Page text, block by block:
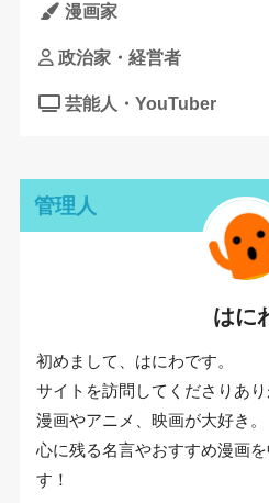
漫画家
政治家・経営者
芸能人・YouTuber
管理人
はに
初めまして、はにわです。
サイトを訪問してくださりあり
漫画やアニメ、映画が大好き。
心に残る名言やおすすめ漫画
す！